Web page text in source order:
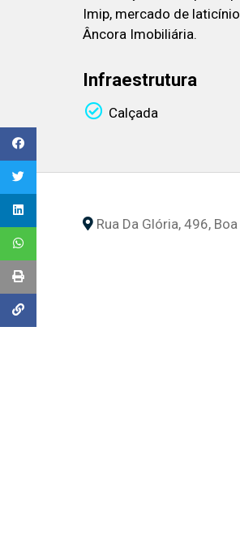
Imip, mercado de
Âncora Imobiliária.
Infraestrutura
Calçada
Rua Da Glória, 496,